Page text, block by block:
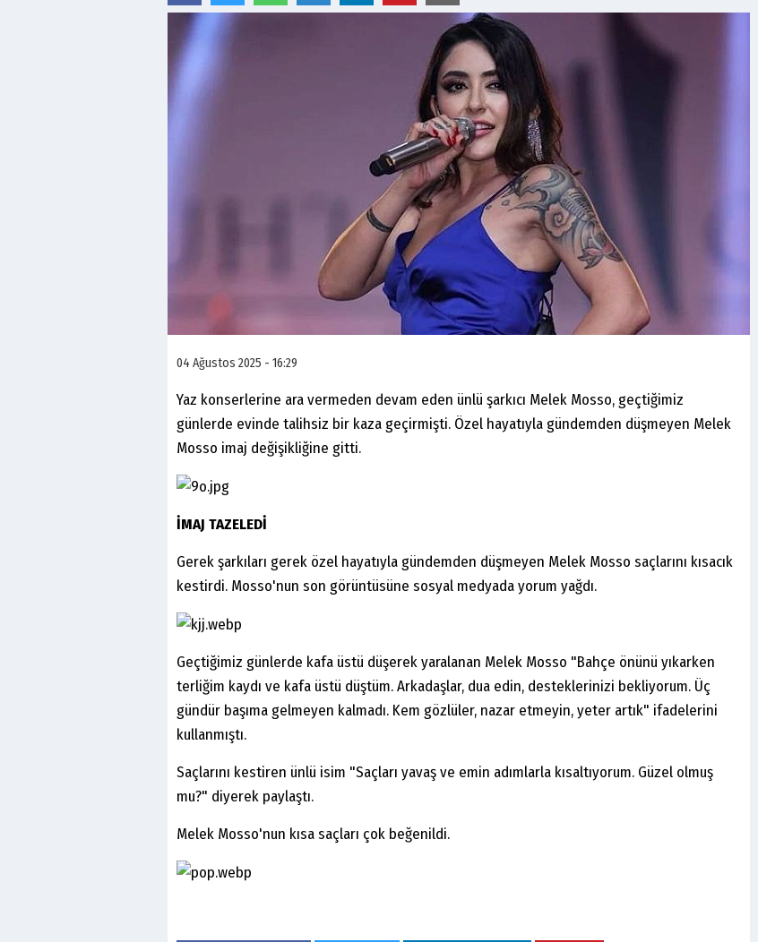
04 Ağustos 2025 - 16:29
Yaz konserlerine ara vermeden devam eden ünlü şarkıcı Melek Mosso, geçtiğimiz
günlerde evinde talihsiz bir kaza geçirmişti. Özel hayatıyla gündemden düşmeyen Melek
Mosso imaj değişikliğine gitti.
İMAJ TAZELEDİ
Gerek şarkıları gerek özel hayatıyla gündemden düşmeyen Melek Mosso saçlarını kısacık
kestirdi. Mosso'nun son görüntüsüne sosyal medyada yorum yağdı.
Geçtiğimiz günlerde kafa üstü düşerek yaralanan Melek Mosso "Bahçe önünü yıkarken
terliğim kaydı ve kafa üstü düştüm. Arkadaşlar, dua edin, desteklerinizi bekliyorum. Üç
gündür başıma gelmeyen kalmadı. Kem gözlüler, nazar etmeyin, yeter artık" ifadelerini
kullanmıştı.
Saçlarını kestiren ünlü isim "Saçları yavaş ve emin adımlarla kısaltıyorum. Güzel olmuş
mu?" diyerek paylaştı.
Melek Mosso'nun kısa saçları çok beğenildi.